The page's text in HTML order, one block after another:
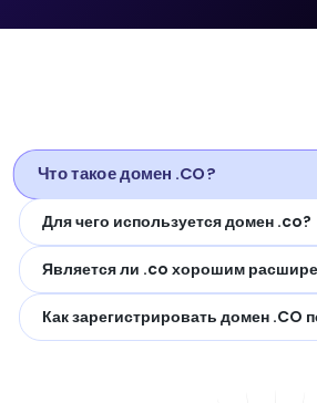
Что такое домен .CO?
Для чего используется домен .co?
Является ли .co хорошим
Как зарегистрировать домен .CO